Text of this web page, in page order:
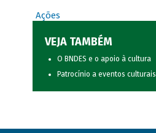
Ações
VEJA TAMBÉM
O BNDES e o apoio à cultura
Patrocínio a eventos culturais